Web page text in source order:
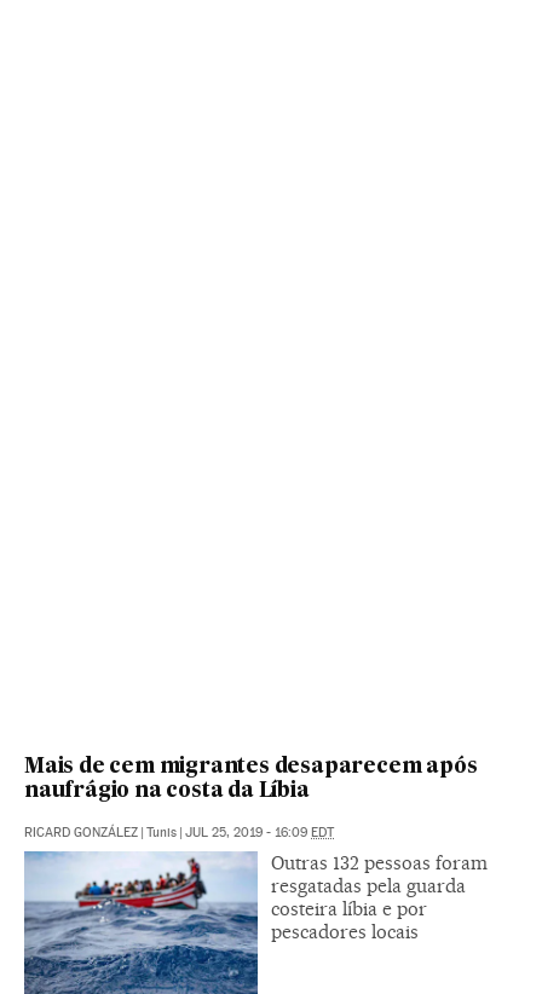
Mais de cem migrantes desaparecem após
naufrágio na costa da Líbia
RICARD GONZÁLEZ | Tunis | JUL 25, 2019 - 16:09 EDT
Outras 132 pessoas foram
resgatadas pela guarda
costeira líbia e por
pescadores locais